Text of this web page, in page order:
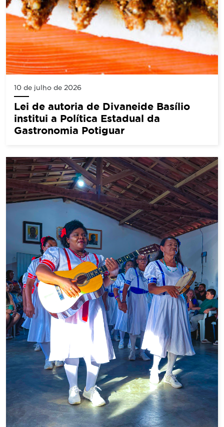
10 de julho de 2026
Lei de autoria de Divaneide Basílio
institui a Política Estadual da
Gastronomia Potiguar